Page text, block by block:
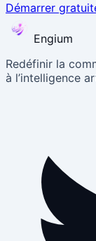
Démarrer
Engium
Redéfinir la
à l’intelligence